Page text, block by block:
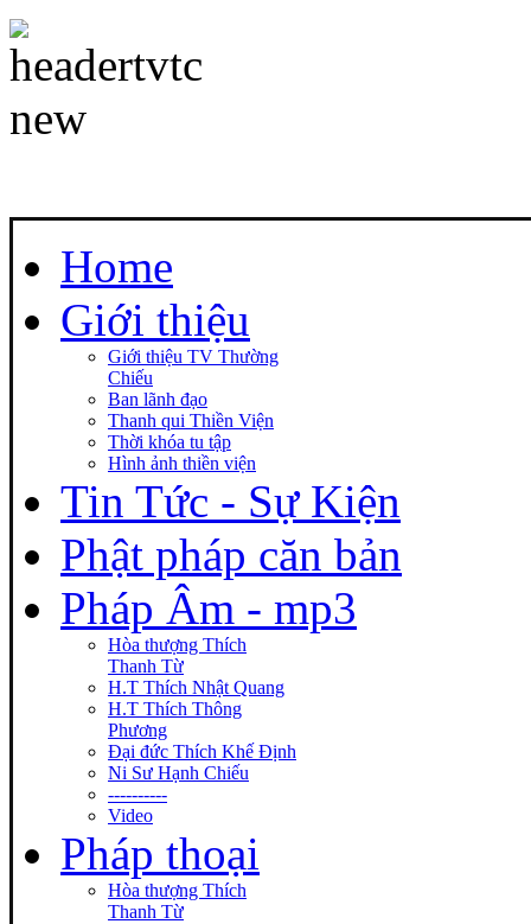
Home
Giới thiệu
Giới thiệu TV Thường
Chiếu
Ban lãnh đạo
Thanh qui Thiền Viện
Thời khóa tu tập
Hình ảnh thiền viện
Tin Tức - Sự Kiện
Phật pháp căn bản
Pháp Âm - mp3
Hòa thượng Thích
Thanh Từ
H.T Thích Nhật Quang
H.T Thích Thông
Phương
Đại đức Thích Khế Định
Ni Sư Hạnh Chiếu
----------
Video
Pháp thoại
Hòa thượng Thích
Thanh Từ